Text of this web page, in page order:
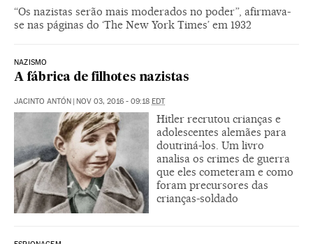
“Os nazistas serão mais moderados no poder”, afirmava-
se nas páginas do ‘The New York Times’ em 1932
NAZISMO
A fábrica de filhotes nazistas
JACINTO ANTÓN NOV 03, 2016 - 09:18 EDT
Hitler recrutou crianças e
adolescentes alemães para
doutriná-los. Um livro
analisa os crimes de guerra
que eles cometeram e como
foram precursores das
crianças-soldado